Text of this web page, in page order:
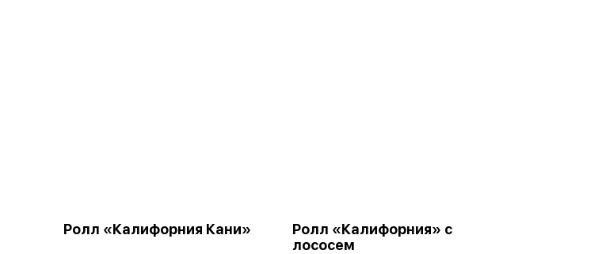
Ролл «Калифорния Кани»
Ролл «Калифорния» с
лососем